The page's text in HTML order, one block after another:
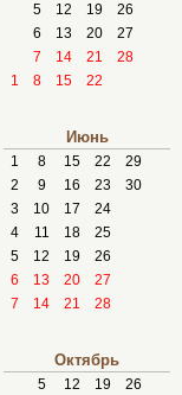
5
12 19
26
6
13 20
27
7
14 21
28
1
8 15 22
Июнь
1 8 15 22
29
2
9 16 23
30
3
10 17
24
4
11 18
25
5
12 19
26
6
13 20
27
7
14 21 28
Октябрь
5 12 19
26